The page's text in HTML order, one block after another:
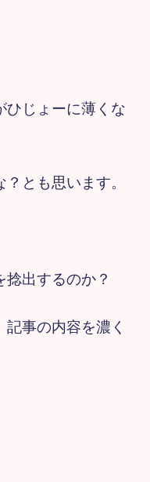
ひじょーに薄くな
とも思います。
出するのか？
事の内容を濃く